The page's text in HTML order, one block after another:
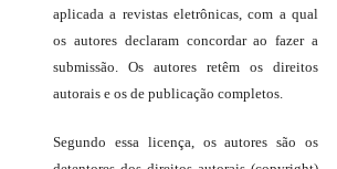
aplicada a revistas eletrônicas, com a qual
os autores declaram concordar ao fazer a
submissão. Os autores retêm os direitos
autorais e os de publicação completos.
Segundo essa licença, os autores são os